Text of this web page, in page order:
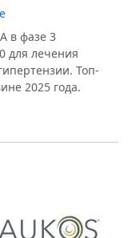
в фазе 3
для лечения
Топ-
2025 года.